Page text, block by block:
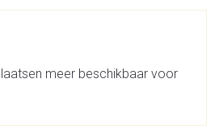
meer beschikbaar voor